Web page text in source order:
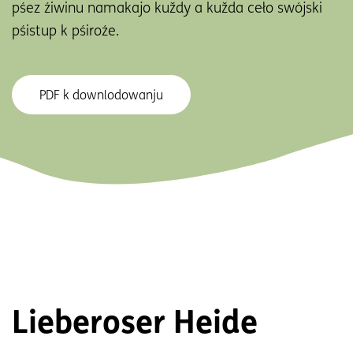
pśez źiwinu namakajo kuždy a kužda ceło swójski
pśistup k pśiroźe.
PDF k downlodowanju
Lieberoser Heide